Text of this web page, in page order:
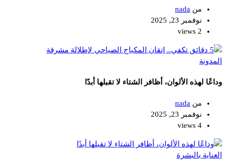
من nada
نوفمبر 23, 2025
2 views
المدونة
وداعًا لهذه الألوان، أظافر الشتاء لا تقبلها أبدًا
من nada
نوفمبر 23, 2025
4 views
العناية بالبشرة